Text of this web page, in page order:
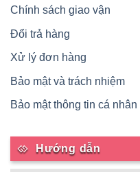
Chính sách giao vận
Đổi trả hàng
Xử lý đơn hàng
Bảo mật và trách nhiệm
Bảo mật thông tin cá nhân
Hướng dẫn